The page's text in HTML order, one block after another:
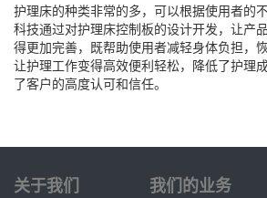
护理床的种类非常的多，可以根据使用者的
科技通过对护理床控制板的设计开发，让产
得更加完善，既帮助使用者减轻身体负担，
让护理工作变得高效便利轻松，降低了护理
了客户的高度认可和信任。
关于我们 我们的业务